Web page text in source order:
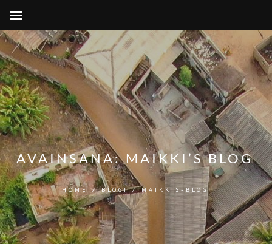
AVAINSANA:MAIKKI’S BLOG
HOME /BLOGI/MAIKKIS-BLOG